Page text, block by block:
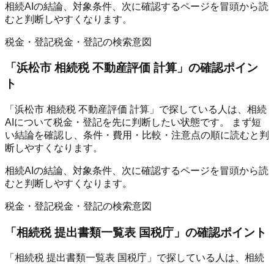
相続AIの結論、対象条件、次に確認するページを冒頭から読
むと判断しやすくなります。
税金・登記税金・登記の検索意図
「 浜松市 相続税 不動産評価 計算 」の確認ポイン
ト
「浜松市 相続税 不動産評価 計算」で探している人は、相続
AIについて税金・登記を先に判断したい状態です。 まず短
い結論を確認し、条件・費用・比較・注意点の順に読むと判
断しやすくなります。
相続AIの結論、対象条件、次に確認するページを冒頭から読
むと判断しやすくなります。
税金・登記税金・登記の検索意図
「相続税 提出書類一覧表 国税庁 」の確認ポイント
「相続税 提出書類一覧表 国税庁」で探している人は、相続